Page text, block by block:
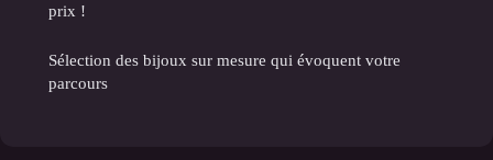
prix !
Sélection des bijoux sur mesure qui évoquent votre
parcours